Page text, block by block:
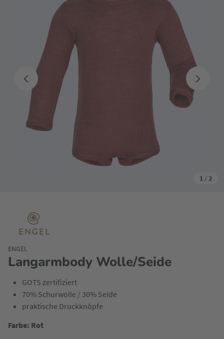
1 / 2
Langarmbody Wolle/Seide
ENGEL
GOTS zertifiziert
70% Schurwolle / 30% Seide
praktische Druckknöpfe
Farbe: Rot